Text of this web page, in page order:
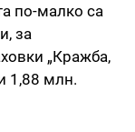
по-малко са
за
„Кражба,
1,88 млн.